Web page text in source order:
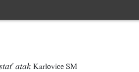
atak Karlovice SM